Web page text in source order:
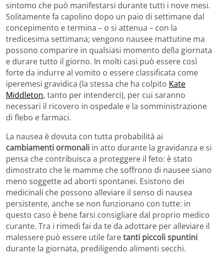
sintomo che può manifestarsi durante tutti i nove mesi.
Solitamente fa capolino dopo un paio di settimane dal
concepimento e termina – o si attenua – con la
tredicesima settimana; vengono nausee mattutine ma
possono comparire in qualsiasi momento della giornata
e durare tutto il giorno. In molti casi può essere così
forte da indurre al vomito o essere classificata come
iperemesi gravidica (la stessa che ha colpito Kate
Middleton, tanto per intenderci), per cui saranno
necessari il ricovero in ospedale e la somministrazione
di flebo e farmaci.
La nausea è dovuta con tutta probabilità ai
cambiamenti ormonali in atto durante la gravidanza e si
pensa che contribuisca a proteggere il feto: è stato
dimostrato che le mamme che soffrono di nausee siano
meno soggette ad aborti spontanei. Esistono dei
medicinali che possono alleviare il senso di nausea
persistente, anche se non funzionano con tutte: in
questo caso è bene farsi consigliare dal proprio medico
curante. Tra i rimedi fai da te da adottare per alleviare il
malessere può essere utile faretanti piccoli spuntini
durante la giornata, prediligendo alimenti secchi.